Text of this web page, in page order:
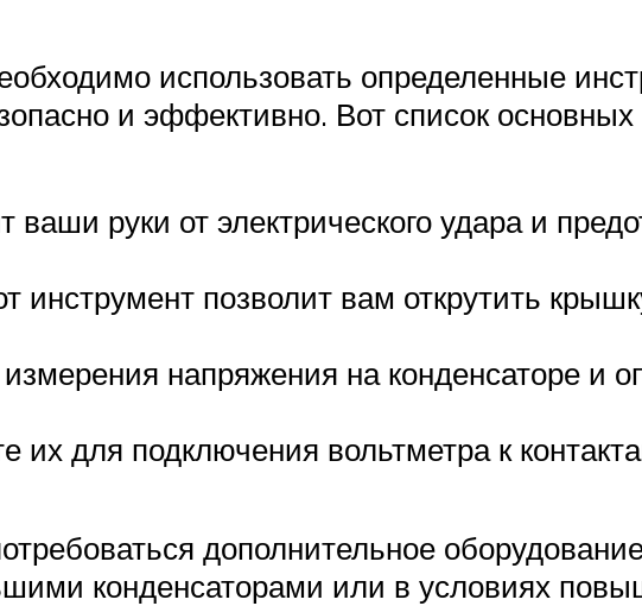
использовать определенные
и эффективно. Вот список
руки от электрического удара и
инструмент позволит вам открутить
напряжения на конденсаторе и
для подключения вольтметра к
дополнительное
конденсаторами или в условиях